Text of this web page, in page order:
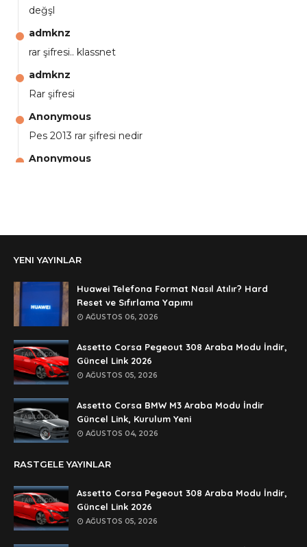
değşl
admknz
rar şifresi.. klassnet
admknz
Rar şifresi
Anonymous
Pes 2013 rar şifresi nedir
Anonymous
şifre ?
Anonymous
şifre ögrenebilirmiyim
Anonymous
🥰🥰🥰
Anonymous
dedezıplatan31 beğend👌
Anonymous
rar dosyasının şifresi nedir
Anonymous
lan şifre ne şifre
YENI YAYINLAR
Huawei Telefona Format Nasıl Atılır? Hard
Reset ve Sıfırlama Yapımı
AĞUSTOS 06, 2026
Assetto Corsa Pegeout 308 Araba Modu İndir,
Güncel Link 2026
AĞUSTOS 05, 2026
Assetto Corsa BMW M3 Araba Modu İndir
Güncel Link, Kurulum Yeni
AĞUSTOS 04, 2026
RASTGELE YAYINLAR
Assetto Corsa Pegeout 308 Araba Modu İndir,
Güncel Link 2026
AĞUSTOS 05, 2026